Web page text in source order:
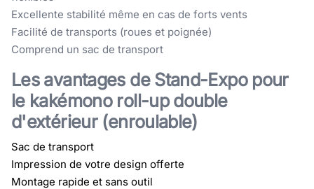
Excellente stabilité même en cas de forts vents
Facilité de transports (roues et poignée)
Comprend un sac de transport
Les avantages de Stand-Expo pour
le kakémono roll-up double
d'extérieur (enroulable)
Sac de transport
Impression de votre design offerte
Montage rapide et sans outil